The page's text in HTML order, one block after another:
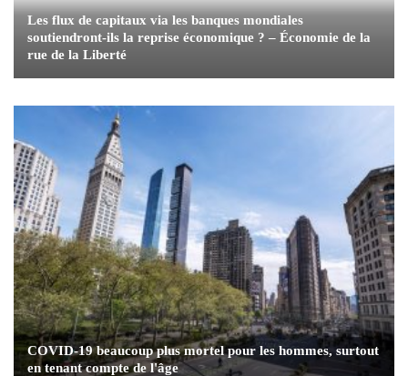
Les flux de capitaux via les banques mondiales
soutiendront-ils la reprise économique ? – Économie de la
rue de la Liberté
COVID-19 beaucoup plus mortel pour les hommes, surtout
en tenant compte de l'âge